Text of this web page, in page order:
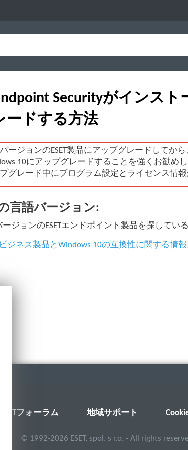
Securityがインス
ードする方法
ージョンのESET製品にアップグレードしてか
10にアップグレードすることを強くお勧め
グレード中にプログラム設定とライセンス情報
言語バージョン:
ジョンのESETエンドポイント製品を探してい
ビジネス製品とWindows 10の互換性に関する情報
ESETフォーラム 地域サポート
© 1992-2026 ESET, spol. s r.o. - All rights